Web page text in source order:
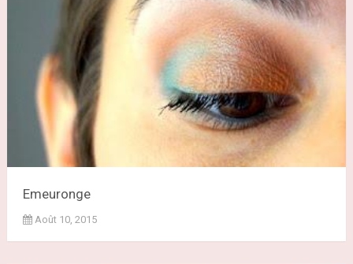
Emeuronge
Août 10, 2015